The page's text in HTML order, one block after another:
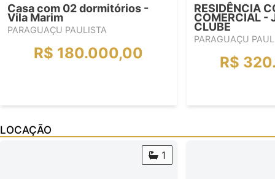
Casa com 02 dormitórios -
Vila Marim
PARAGUAÇU PAULISTA
R$ 180.000,00
RESIDÊNCIA
COMERCIAL -
CLUBE
PARAGUAÇU
R$
LOCAÇÃO
1